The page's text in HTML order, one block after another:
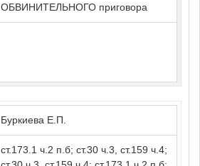
ОБВИНИТЕЛЬНОГО приговора
Буркиева Е.П.
ст.173.1 ч.2 п.б; ст.30 ч.3, ст.159 ч.4;